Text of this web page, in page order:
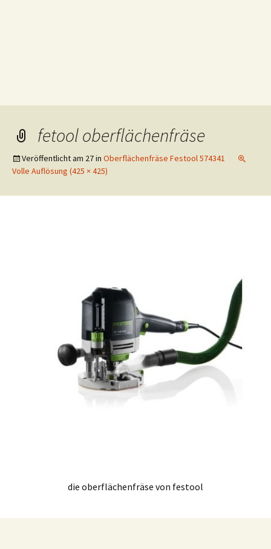
fetool oberflächenfräse
Veröffentlicht am 27in Oberflächenfräse Festool 574341
Volle Auflösung (425 × 425)
die oberflächenfräse von festool